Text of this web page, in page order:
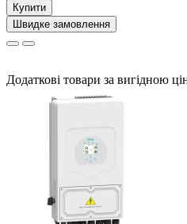
Купити
Швидке замовлення
Додаткові товари за вигідною